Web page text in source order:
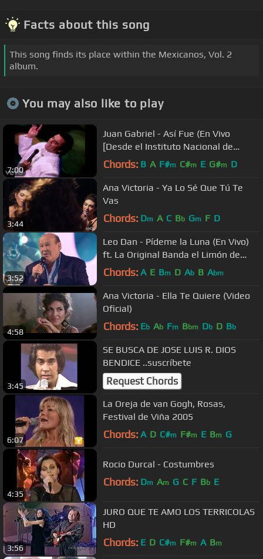
Facts about this song
This song finds its place within the Mexicanos, Vol. 2
album.
You may also like to play
7:00
Juan Gabriel - Así Fue (En Vivo
[Desde el Instituto Nacional de
Bellas Artes])
Chords: B A F#m C#m E G#m D
3:44
Ana Victoria - Ya Lo Sé Que Tú Te
Vas
Chords: Dm A C Bb Gm F D
3:52
Leo Dan - Pídeme la Luna (En Vivo)
ft. La Original Banda el Limón de
Salvador Lizárraga
Chords: A E Bm D Ab B Abm
4:58
Ana Victoria - Ella Te Quiere (Video
Oficial)
Chords: Eb Ab Fm Bbm Db D Bb
3:45
SE BUSCA DE JOSE LUIS R. DIOS
BENDICE ..suscríbete
Request Chords
6:07
La Oreja de van Gogh, Rosas,
Festival de Viña 2005
Chords: A D C#m F#m E Bm G
4:35
Rocio Durcal - Costumbres
Chords: Dm Am G C F Bb E
3:56
JURO QUE TE AMO LOS TERRICOLAS
HD
Chords: E D C#m F#m A Bm